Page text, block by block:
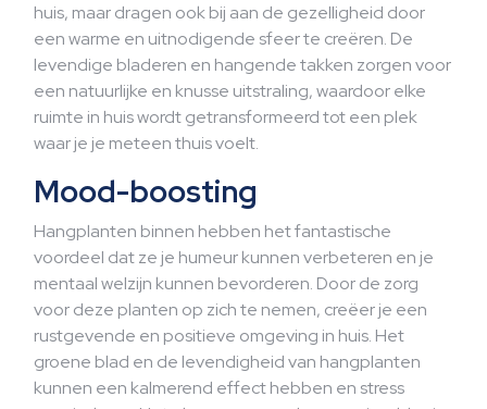
huis, maar dragen ook bij aan de gezelligheid door
een warme en uitnodigende sfeer te creëren. De
levendige bladeren en hangende takken zorgen voor
een natuurlijke en knusse uitstraling, waardoor elke
ruimte in huis wordt getransformeerd tot een plek
waar je je meteen thuis voelt.
Mood-boosting
Hangplanten binnen hebben het fantastische
voordeel dat ze je humeur kunnen verbeteren en je
mentaal welzijn kunnen bevorderen. Door de zorg
voor deze planten op zich te nemen, creëer je een
rustgevende en positieve omgeving in huis. Het
groene blad en de levendigheid van hangplanten
kunnen een kalmerend effect hebben en stress